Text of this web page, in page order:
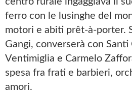
ferro con le lusinghe del
motori e abiti prêt-à-porter.
Gangi, converserà con
Ventimiglia e Carmelo
spesa fra frati e barbieri,
amori.